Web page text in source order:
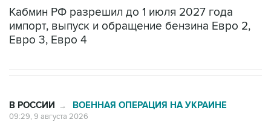
Кабмин РФ разрешил до 1 июля 2027 года
импорт, выпуск и обращение бензина Евро 2,
Евро 3, Евро 4
В РОССИИ → ВОЕННАЯ ОПЕРАЦИЯ НА УКРАИНЕ
09:29, 9 августа 2026